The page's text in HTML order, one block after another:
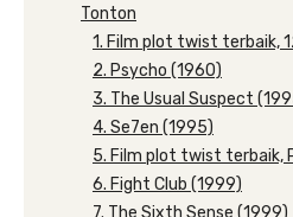
Tonton
1. Film plot twist terbaik,
2. Psycho (1960)
3. The Usual Suspect
4. Se7en (1995)
5. Film plot twist terbaik,
6. Fight Club (1999)
7. The Sixth Sense (1999)